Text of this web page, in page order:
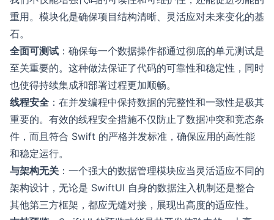
重用。模块化是确保项目结构清晰、灵活应对未来变化的基
石。
全面可测试 ：确保每一个数据操作都通过彻底的单元测试是
至关重要的。这种做法保证了代码的可靠性和稳定性，同时
也使得持续集成和部署过程更加顺畅。
线程安全 ：在并发编程中保持数据的完整性和一致性是极其
重要的。有效的线程安全措施不仅防止了数据冲突和竞态条
件，而且符合 Swift 的严格并发标准，确保应用的高性能
和稳定运行。
与架构无关 ：一个强大的数据管理模块应当灵活适应不同的
架构设计，无论是 SwiftUI 自身的数据注入机制还是整合
其他第三方框架，都应无缝对接，展现出高度的适应性。